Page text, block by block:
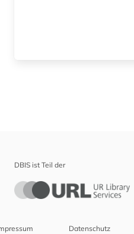
DBIS ist Teil der
Datenschutz